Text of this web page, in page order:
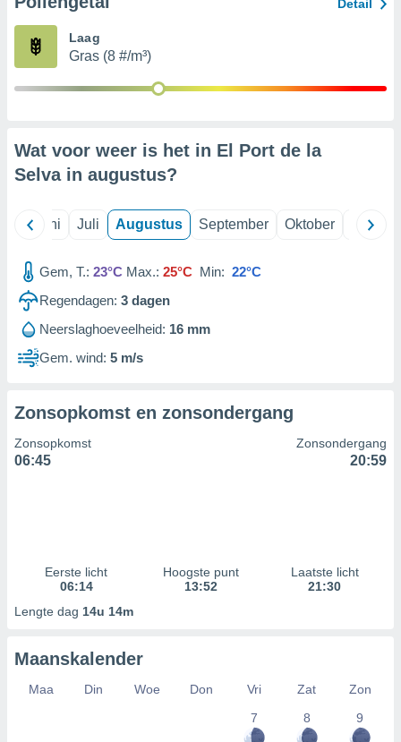
partners
Detail
Laag
Gras (8 #/m³)
Wat voor weer is het in El Port de la
Selva in augustus?
Juni Juli Augustus September Oktober
Gem, T.: 23°C Max.: 25°C Min: 22°C
Regendagen: 3 dagen
Neerslaghoeveelheid: 16 mm
Gem. wind: 5 m/s
Zonsopkomst en zonsondergang
Zonsopkomst
06:45
Zonsondergang
20:59
Eerste licht
06:14
Hoogste punt
13:52
Laatste licht
21:30
Lengte dag 14u 14m
Maanskalender
Maa Din Woe Don Vri Zat
Zon
7
8 9